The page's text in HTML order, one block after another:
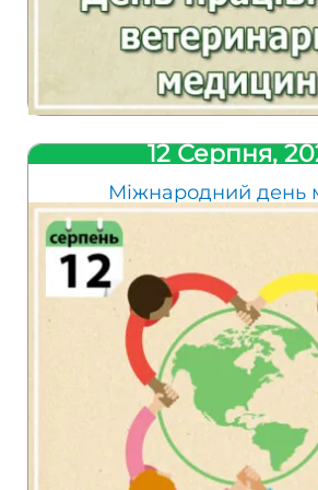
12 Серпня,
Міжнародний день